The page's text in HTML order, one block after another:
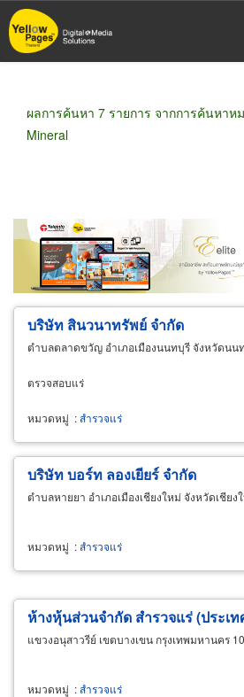
ข้าม
ไป
ผลการค้นหา 7 รายการ จากการค้นหาห
Mineral
ขายส่ง ขายปลีก ผู้ผลิต
ผู้ส่งออก/นำเข้า
ธุรกิจบริการ
บริษัท สินวนาทรัพย์ จำกัด
ตำบลตลาดขวัญ อำเภอเมืองนนทบุรี จังหวัดนน
ตรวจสอบแร่
หมวดหมู่ :สำรวจแร่
บริษัท บอร์ท ลองเยียร์ จำกัด
ตำบลหายยา อำเภอเมืองเชียงใหม่ จังหวัดเชียง
หมวดหมู่ :สำรวจแร่
ห้างหุ้นส่วนจำกัด สำรวจแร่ (ประเท
แขวงอนุสาวรีย์ เขตบางเขน กรุงเทพมหานคร
หมวดหมู่ :สำรวจแร่